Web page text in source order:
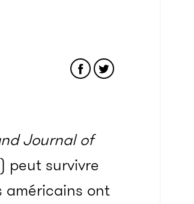
Journal of
peut survivre
américains ont